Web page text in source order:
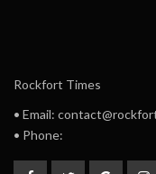
Rockfort Times
• Email:
• Phone: